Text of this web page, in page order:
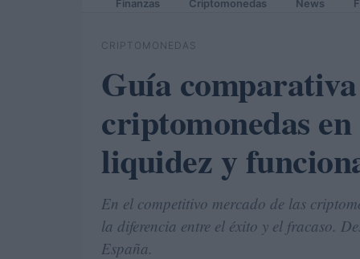
Finanzas Criptomonedas News
CRIPTOMONEDAS
Guía comparativa
criptomonedas
liquidez y
En el competitivo mercado de las
la diferencia entre el éxito y el fracaso.
España.